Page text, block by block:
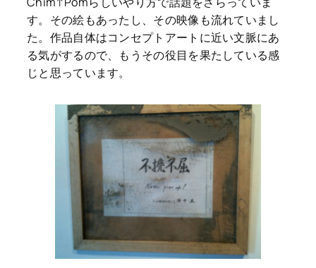
す。その絵もあったし、その映像も流れていまし
た。作品自体はコンセプトアートに近い文脈にあ
る気がするので、もうその役目を果たしている感
じと思っています。